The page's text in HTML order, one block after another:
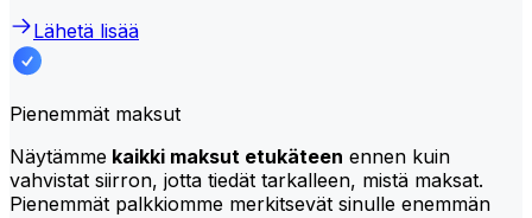
Lähetä lisää
Pienemmät maksut
Näytämme kaikki maksut etukäteen ennen kuin
vahvistat siirron, jotta tiedät tarkalleen, mistä maksat.
Pienemmät palkkiomme merkitsevät sinulle enemmän